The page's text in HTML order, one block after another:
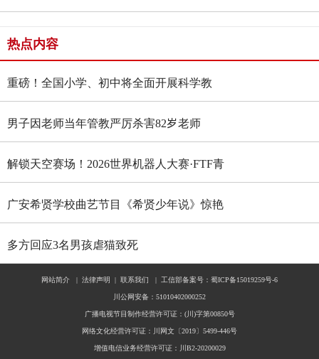
热点内容
重磅！全国小学、初中将全面开展科学教
育“做中学”领航行动
男子因老师当年管教严厉杀害82岁老师
解锁天空赛场！2026世界机器人大赛·FTF青
少年无人机大赛四川选拔赛燃情启幕
广安希贤学校曲艺节目《希贤少年说》惊艳
全国舞台 斩获国家级殊荣
多方回应3名男孩虐猫致死
网站简介 | 法律声明 | 联系我们 | 工信部备案号：蜀ICP备15019259号-6
川公网安备：51010402000252
广播电视节目制作经营许可证：(川)字第00850号
网络文化经营许可证：川网文〔2019〕5499-446号
增值电信业务经营许可证：川B2-20200029